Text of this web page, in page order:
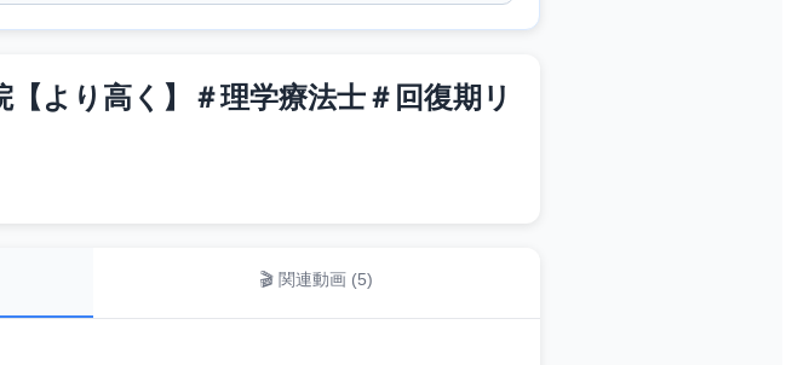
より高く】＃理学療法士＃回復期リ
🎬 関連動画 (5)